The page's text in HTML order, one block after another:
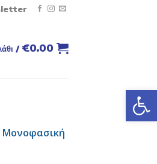
/ €0.00
Μονοφασική